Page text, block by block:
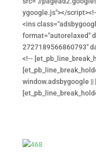
ygoogle.js"></
<ins
format="autorelaxed"
2727189566860793"
<!--
window.adsbygoogle ||